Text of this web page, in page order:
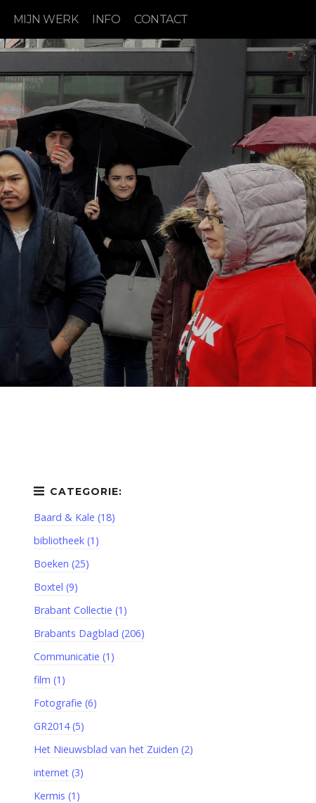
MIJN WERK INFO CONTACT
Baard & Kale (18)
bibliotheek (1)
Boeken (25)
Boxtel (9)
Brabant Collectie (1)
Brabants Dagblad (206)
Communicatie (1)
film (1)
Fotografie (6)
GR2014 (5)
Het Nieuwsblad van het Zuiden (2)
internet (3)
Kermis (1)